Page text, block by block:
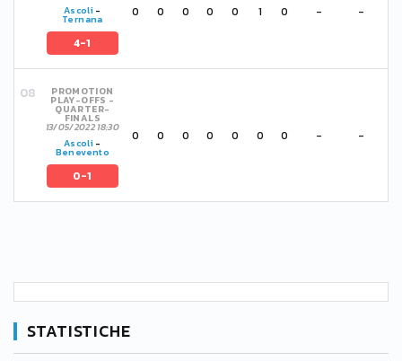
Ascoli -
Ternana
4-1
0 0 0 0 0 1 0 - -
PROMOTION
PLAY-OFFS -
QUARTER-
FINALS
13/05/2022 18:30
Ascoli -
Benevento
0-1
0 0 0 0 0 0 0 - -
STATISTICHE